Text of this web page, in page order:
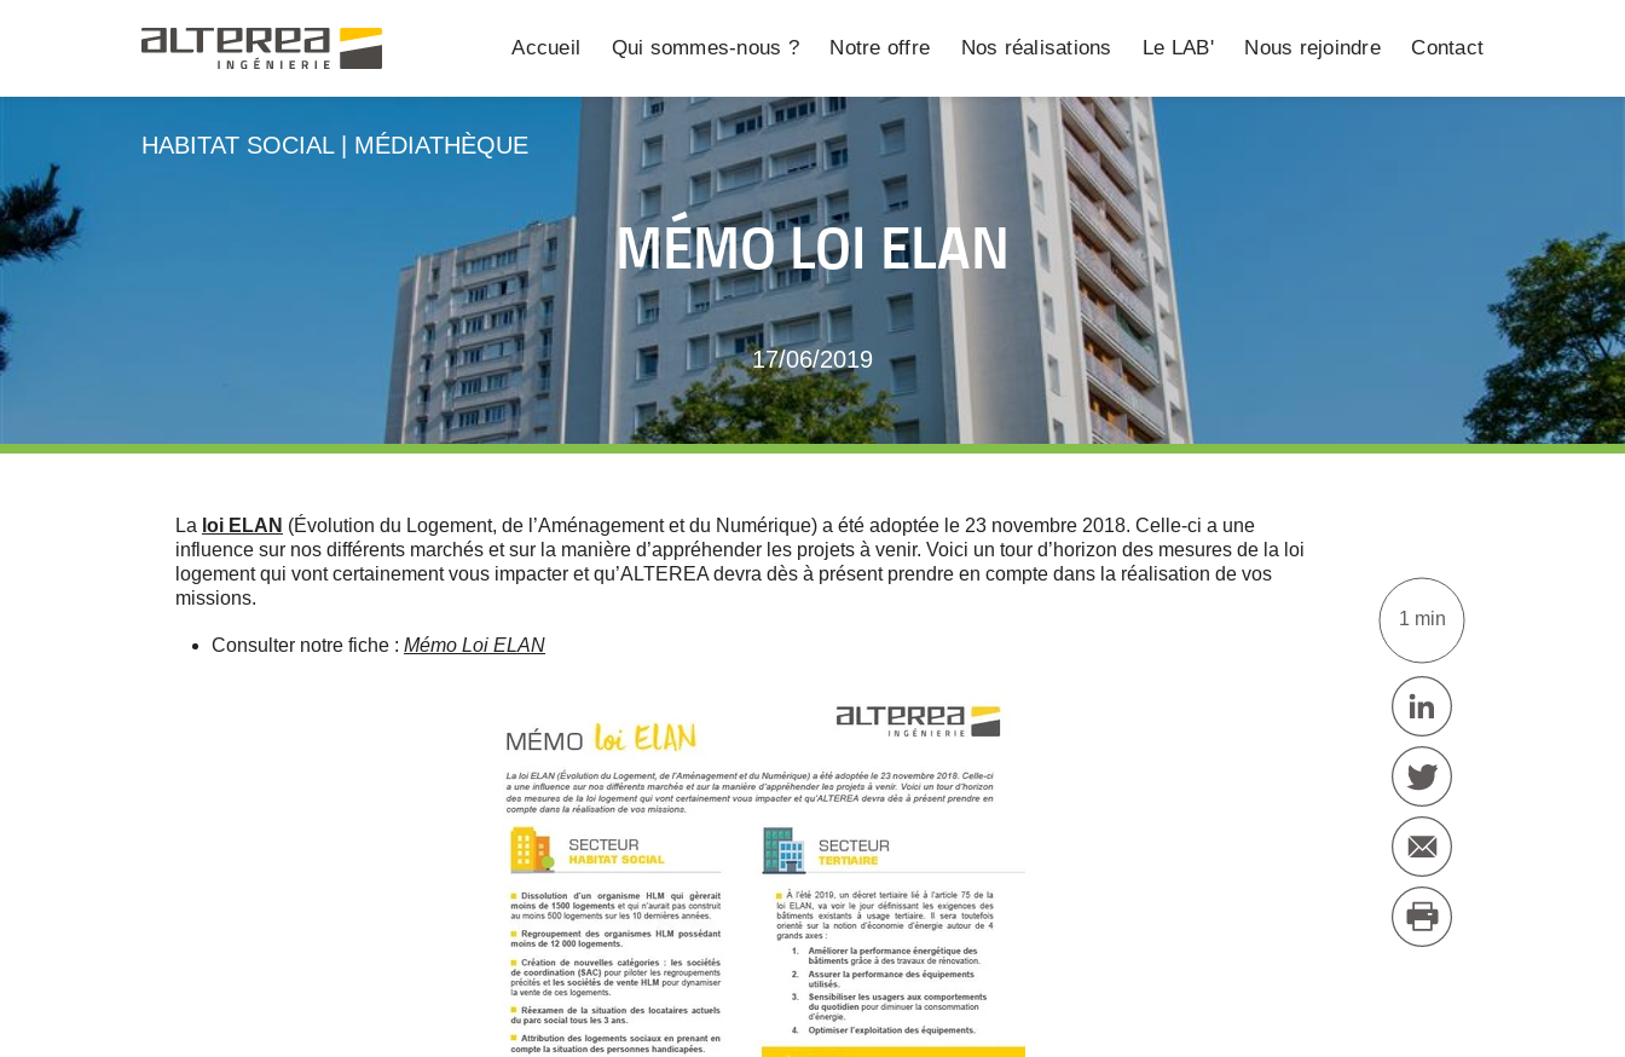
Accueil Qui sommes-nous ? Notre offre Nos réalisations Le LAB' Nous rejoindre Contact
HABITAT SOCIAL| MÉDIATHÈQUE
MÉMO LOI ELAN
17/06/2019
1 min
La loi ELAN (Évolution du Logement, de l’Aménagement et du Numérique) a été adoptée le 23 novembre 2018. Celle-ci a une
influence sur nos différents marchés et sur la manière d’appréhender les projets à venir. Voici un tour d’horizon des mesures de la loi
logement qui vont certainement vous impacter et qu’ALTEREA devra dès à présent prendre en compte dans la réalisation de vos
missions.
Consulter notre fiche : Mémo Loi ELAN